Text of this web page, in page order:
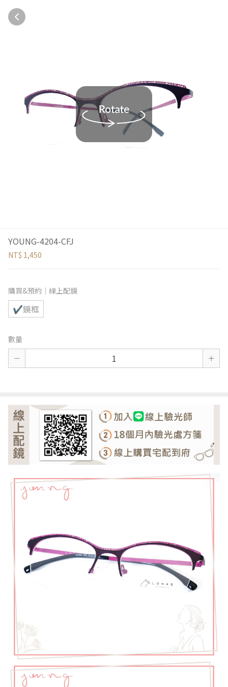
YOUNG-4204-CFJ
NT$ 1,450
購買&預約｜線上配鏡
✔鏡框
數量